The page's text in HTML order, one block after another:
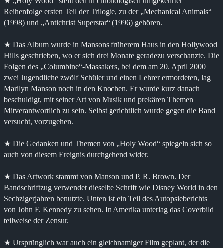
Reihenfolge ersten Teil der Trilogie, zu der „Mechanical Animals“
(1998) und „Antichrist Superstar“ (1996) gehören.
★ Das Album wurde in Mansons früherem Haus in den Hollywood
Hills geschrieben, wo er sich drei Monate geradezu verschanzte. Die
Folgen des „Columbine“-Massakers, bei dem am 20. April 2000
zwei Jugendliche zwölf Schüler und einen Lehrer ermordeten, lag
Marilyn Manson noch in den Knochen. Er wurde kurz danach
beschuldigt, mit seiner Art von Musik und prekären Themen
Mitverantwortlich zu sein. Selbst gerichtlich wurde gegen die Band
versucht, vorzugehen.
★ Die Gedanken und Themen von „Holy Wood“ spiegeln sich so
auch von diesem Ereignis durchgehend wider.
★ Das Artwork stammt von Manson und P. R. Brown. Der
Bandschriftzug verwendet dieselbe Schrift wie Disney World in den
Sechzigerjahren benutzte. Unten ist ein Teil des Autopsieberichts
von John F. Kennedy zu sehen. In Amerika unterlag das Coverbild
teilweise der Zensur.
★ Ursprünglich war auch ein gleichnamiger Film geplant, der die